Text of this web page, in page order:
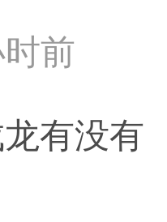
前
有没有